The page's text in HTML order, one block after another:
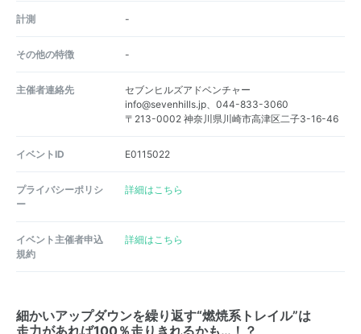
計測 -
その他の特徴 -
主催者連絡先
セブンヒルズアドベンチャー
info@sevenhills.jp、044-833-3060
〒213-0002 神奈川県川崎市高津区二子3-16-46
イベントID E0115022
プライバシーポリシ
ー
詳細はこちら
イベント主催者申込
規約
詳細はこちら
細かいアップダウンを繰り返す“燃焼系トレイル”は
走力があれば100％走りきれるかも…！？